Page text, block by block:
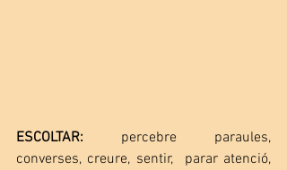
ESCOLTAR: percebre paraules,
converses, creure, sentir,  parar atenció,